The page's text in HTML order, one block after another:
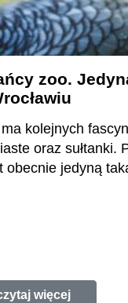
zoo.
kolejnych
oraz sułtanki.
obecnie jedyną
więcej